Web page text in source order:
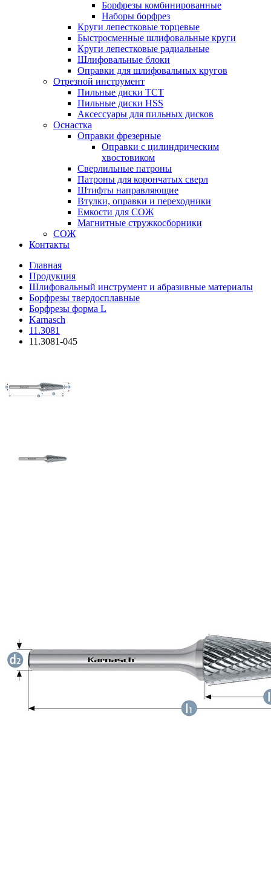
Борфрезы комбинированные
Наборы борфрез
Круги лепестковые торцевые
Быстросменные шлифовальные круги
Круги лепестковые радиальные
Шлифовальные блоки
Оправки для шлифовальных кругов
Отрезной инструмент
Пильные диски ТСТ
Пильные диски HSS
Аксессуары для пильных дисков
Оснастка
Оправки фрезерные
Оправки с цилиндрическим
хвостовиком
Сверлильные патроны
Патроны для корончатых сверл
Штифты направляющие
Втулки, оправки и переходники
Емкости для СОЖ
Магнитные стружкосборники
СОЖ
Контакты
Главная
Продукция
Шлифовальный инструмент и абразивные материалы
Борфрезы твердосплавные
Борфрезы форма L
Karnasch
11.3081
11.3081-045